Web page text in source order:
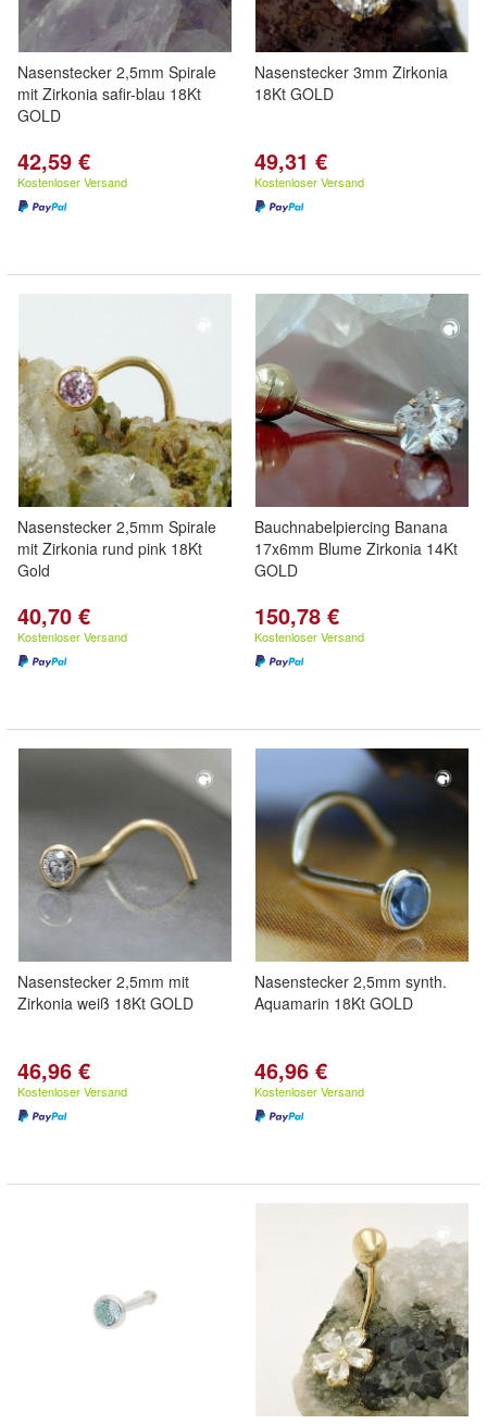
Nasenstecker 2,5mm Spirale
mit Zirkonia safir-blau 18Kt
GOLD
42,59 €
Kostenloser Versand
Nasenstecker 3mm Zirkonia
18Kt GOLD
49,31 €
Kostenloser Versand
Nasenstecker 2,5mm Spirale
mit Zirkonia rund pink 18Kt
Gold
40,70 €
Kostenloser Versand
Bauchnabelpiercing Banana
17x6mm Blume Zirkonia 14Kt
GOLD
150,78 €
Kostenloser Versand
Nasenstecker 2,5mm mit
Zirkonia weiß 18Kt GOLD
46,96 €
Kostenloser Versand
Nasenstecker 2,5mm synth.
Aquamarin 18Kt GOLD
46,96 €
Kostenloser Versand